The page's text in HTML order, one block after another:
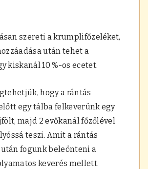
szereti a krumplifőzeléket,
után tehet a
kiskanál 10 %-os ecetet.
hogy a rántás
egy tálba felkeverünk egy
majd 2 evőkanál főzőlével
teszi. Amit a rántás
fogunk beleönteni a
keverés mellett.